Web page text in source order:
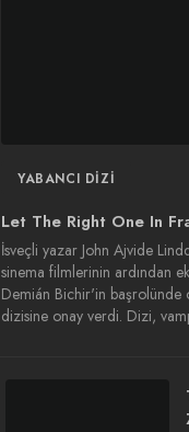
YABANCI DIZI
Let The Right One In
İsveçli yazar John Ajvide
sinema filmlerinin ardından
Demián Bichir'in başrolünde
dizisine onay verdi. Dizi,